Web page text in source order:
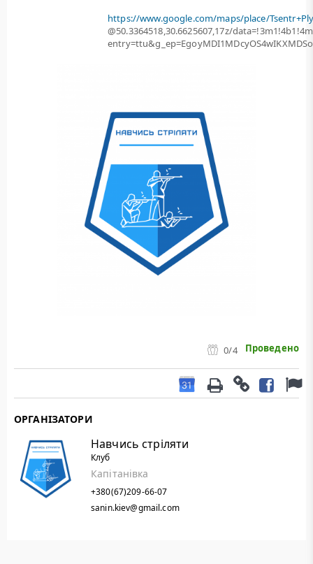
https://www.google.com/maps/place/
@50.3364518,30.6625607,17z/
0/4 Проведено
ОРГАНІЗАТОРИ
Навчись стріляти
Клуб
Капітанівка
+380(67)209-66-07
sanin.kiev@gmail.com